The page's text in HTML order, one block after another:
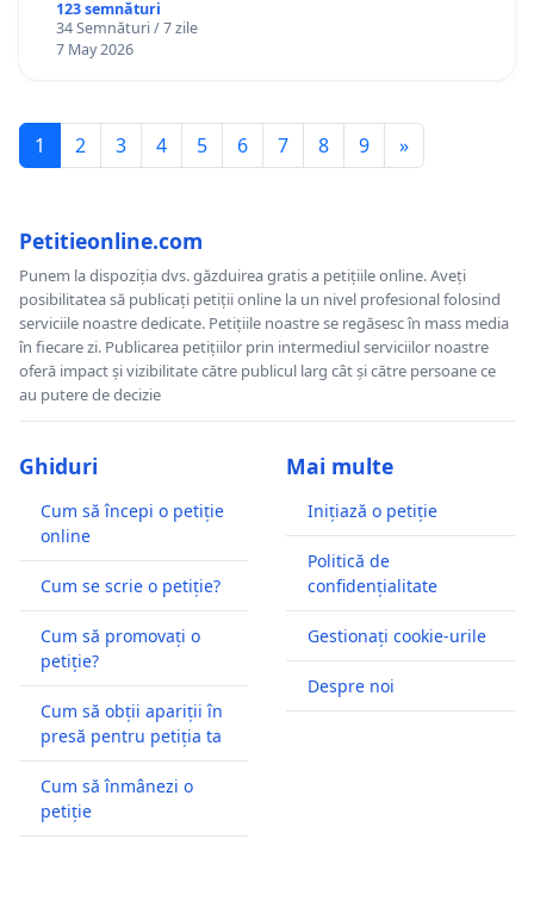
123 semnături
34 Semnături / 7 zile
7 May 2026
1 2 3 4 5 6 7 8 9 »
Petitieonline.com
Punem la dispoziția dvs. găzduirea gratis a petițiile online. Aveți
posibilitatea să publicați petiții online la un nivel profesional folosind
serviciile noastre dedicate. Petițiile noastre se regăsesc în mass media
în fiecare zi. Publicarea petițiilor prin intermediul serviciilor noastre
oferă impact și vizibilitate către publicul larg cât și către persoane ce
au putere de decizie
Ghiduri
Cum să începi o petiție
online
Cum se scrie o petiție?
Cum să promovați o
petiție?
Cum să obții apariții în
presă pentru petiția ta
Cum să înmânezi o
petiție
Mai multe
Inițiază o petiție
Politică de
confidențialitate
Gestionați cookie-urile
Despre noi